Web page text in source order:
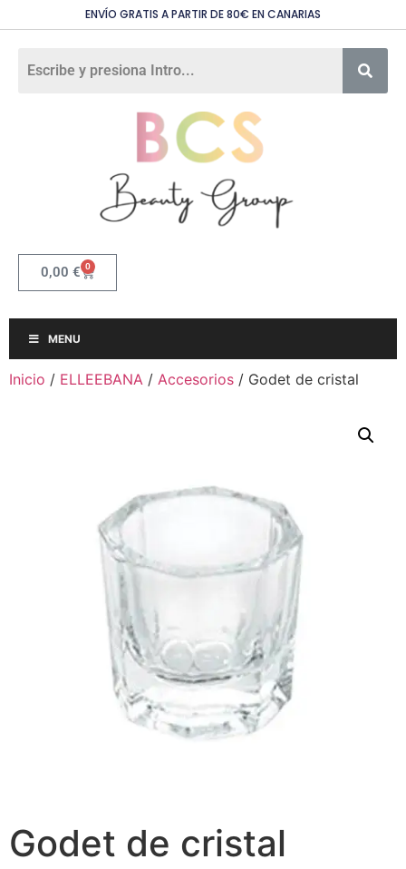
ENVÍO GRATIS A PARTIR DE 80€ EN CANARIAS
0,00 € 0
MENU
Inicio / ELLEEBANA / Accesorios / Godet de cristal
Godet de cristal